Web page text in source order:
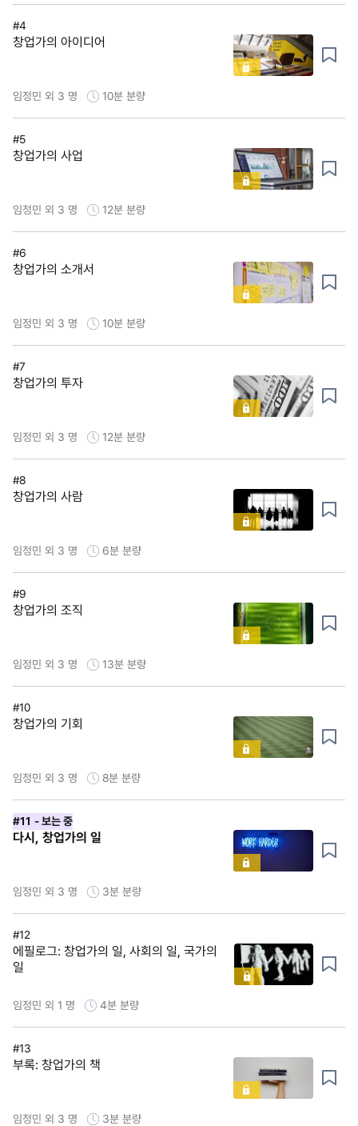
#4
창업가의 아이디어
임정민 외 3 명 10분 분량
#5
창업가의 사업
임정민 외 3 명 12분 분량
#6
창업가의 소개서
임정민 외 3 명 10분 분량
#7
창업가의 투자
임정민 외 3 명 12분 분량
#8
창업가의 사람
임정민 외 3 명 6분 분량
#9
창업가의 조직
임정민 외 3 명 13분 분량
#10
창업가의 기회
임정민 외 3 명 8분 분량
#11 - 보는 중
다시, 창업가의 일
임정민 외 3 명 3분 분량
#12
에필로그: 창업가의 일, 사회의 일, 국가의
일
임정민 외 1 명 4분 분량
#13
부록: 창업가의 책
임정민 외 3 명 3분 분량